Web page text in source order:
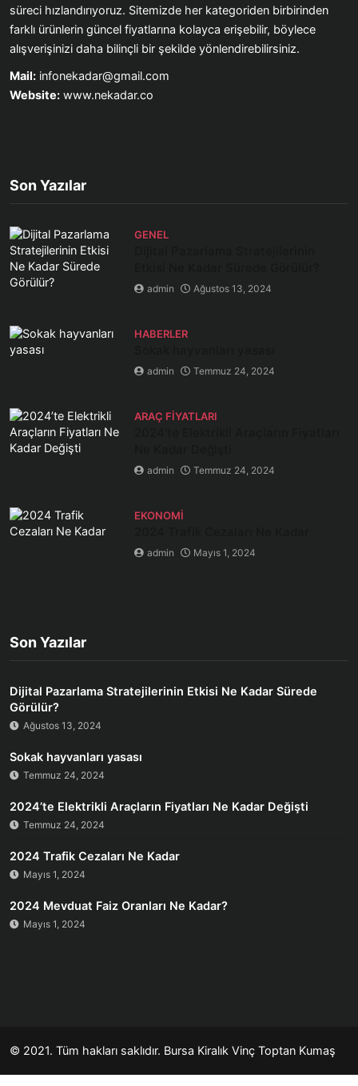
süreci hızlandırıyoruz. Sitemizde her kategoriden birbirinden
farklı ürünlerin güncel fiyatlarına kolayca erişebilir, böylece
alışverişinizi daha bilinçli bir şekilde yönlendirebilirsiniz.
Mail: infonekadar@gmail.com
Website: www.nekadar.co
Son Yazılar
GENEL
admin Ağustos 13, 2024
HABERLER
admin Temmuz 24, 2024
ARAÇ FIYATLARI
admin Temmuz 24, 2024
EKONOMI
admin Mayıs 1, 2024
Son Yazılar
Dijital Pazarlama Stratejilerinin Etkisi Ne Kadar Sürede
Görülür?
Ağustos 13, 2024
Sokak hayvanları yasası
Temmuz 24, 2024
2024’te Elektrikli Araçların Fiyatları Ne Kadar Değişti
Temmuz 24, 2024
2024 Trafik Cezaları Ne Kadar
Mayıs 1, 2024
2024 Mevduat Faiz Oranları Ne Kadar?
Mayıs 1, 2024
© 2021. Tüm hakları saklıdır. Bursa Kiralık Vinç Toptan Kumaş